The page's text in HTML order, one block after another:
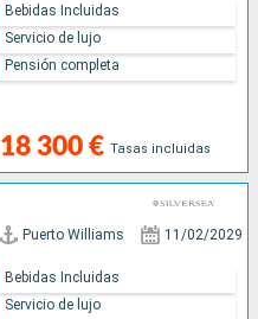
18 300 € Tasas incluidas
Bebidas Incluidas
Servicio de lujo
Pensión completa
Puerto Williams 11/02/2029
Bebidas Incluidas
Servicio de lujo